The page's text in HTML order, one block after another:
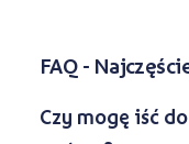
FAQ -
Czy mogę iść